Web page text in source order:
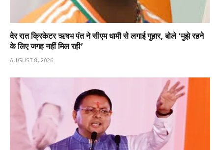
देर रात क्रिकेटर ऋषभ पंत ने सीएम धामी से लगाई गुहार, बोले ‘मुझे रहने
के लिए जगह नहीं मिल रही’
AUGUST 8, 2026